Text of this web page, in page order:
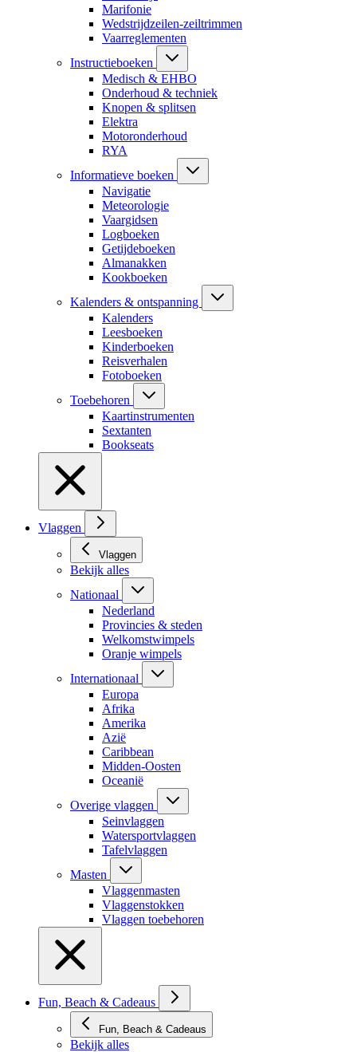
Marifonie
Wedstrijdzeilen-zeiltrimmen
Vaarreglementen
Instructieboeken
Medisch & EHBO
Onderhoud & techniek
Knopen & splitsen
Elektra
Motoronderhoud
RYA
Informatieve boeken
Navigatie
Meteorologie
Vaargidsen
Logboeken
Getijdeboeken
Almanakken
Kookboeken
Kalenders & ontspanning
Kalenders
Leesboeken
Kinderboeken
Reisverhalen
Fotoboeken
Toebehoren
Kaartinstrumenten
Sextanten
Bookseats
Vlaggen
Vlaggen
Bekijk alles
Nationaal
Nederland
Provincies & steden
Welkomstwimpels
Oranje wimpels
Internationaal
Europa
Afrika
Amerika
Azië
Caribbean
Midden-Oosten
Oceanië
Overige vlaggen
Seinvlaggen
Watersportvlaggen
Tafelvlaggen
Masten
Vlaggenmasten
Vlaggenstokken
Vlaggen toebehoren
Fun, Beach & Cadeaus
Fun, Beach & Cadeaus
Bekijk alles